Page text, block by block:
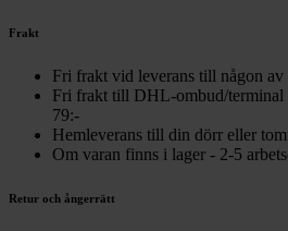
Frakt
Fri frakt vid leverans till någon av
Fri frakt till DHL-ombud/terminal
79:-
Hemleverans till din dörr eller
Om varan finns i lager - 2-5
Retur och ångerrätt